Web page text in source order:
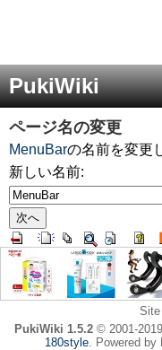
PukiWiki
ページ名の変更
MenuBarの名前を変更
新しい名前:
Site
PukiWiki 1.5.2© 2001-2019
180style. Powered by